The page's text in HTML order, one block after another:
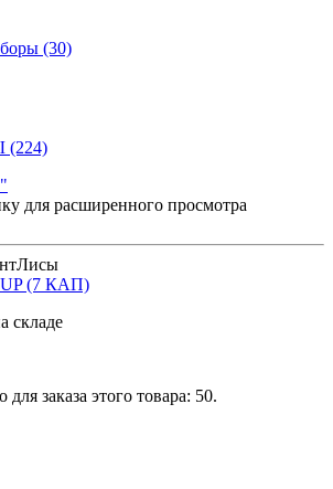
(30)
для расширенного просмотра
(7 КАП)
складе
заказа этого товара: 50.